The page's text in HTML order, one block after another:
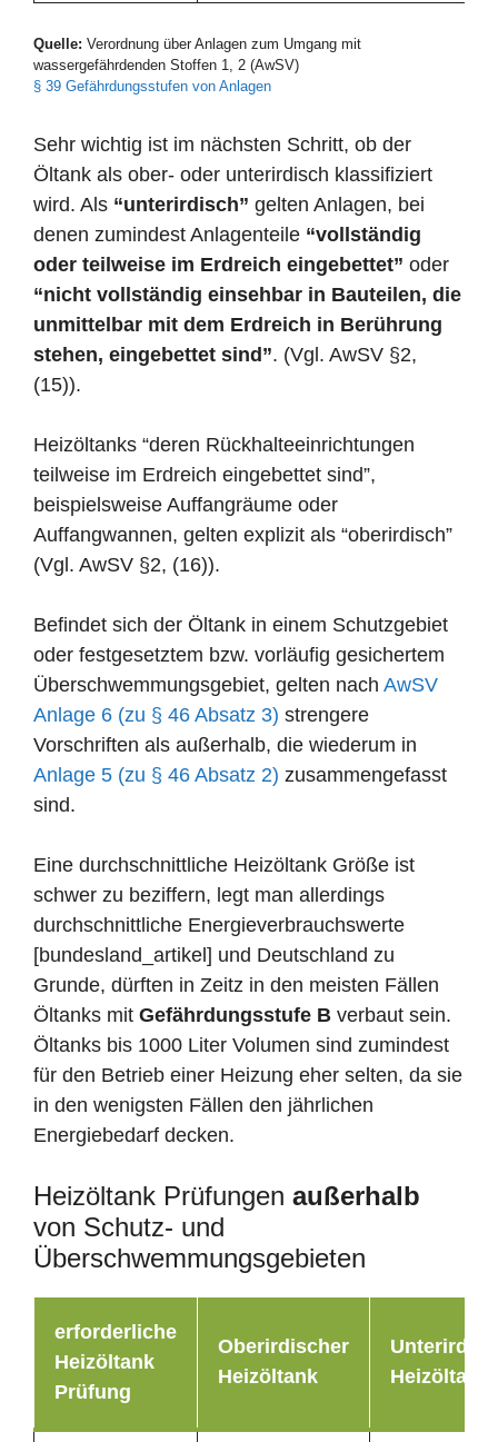
Quelle: Verordnung über Anlagen zum Umgang mit
wassergefährdenden Stoffen 1, 2 (AwSV)
§ 39 Gefährdungsstufen von Anlagen
Sehr wichtig ist im nächsten Schritt, ob der
Öltank als ober- oder unterirdisch klassifiziert
wird. Als “unterirdisch” gelten Anlagen, bei
denen zumindest Anlagenteile “vollständig
oder teilweise im Erdreich eingebettet” oder
“nicht vollständig einsehbar in Bauteilen, die
unmittelbar mit dem Erdreich in Berührung
stehen, eingebettet sind”. (Vgl. AwSV §2,
(15)).
Heizöltanks “deren Rückhalteeinrichtungen
teilweise im Erdreich eingebettet sind”,
beispielsweise Auffangräume oder
Auffangwannen, gelten explizit als “oberirdisch”
(Vgl. AwSV §2, (16)).
Befindet sich der Öltank in einem Schutzgebiet
oder festgesetztem bzw. vorläufig gesichertem
Überschwemmungsgebiet, gelten nach AwSV
Anlage 6 (zu § 46 Absatz 3) strengere
Vorschriften als außerhalb, die wiederum in
Anlage 5 (zu § 46 Absatz 2) zusammengefasst
sind.
Eine durchschnittliche Heizöltank Größe ist
schwer zu beziffern, legt man allerdings
durchschnittliche Energieverbrauchswerte
[bundesland_artikel] und Deutschland zu
Grunde, dürften in Zeitz in den meisten Fällen
Öltanks mit Gefährdungsstufe B verbaut sein.
Öltanks bis 1000 Liter Volumen sind zumindest
für den Betrieb einer Heizung eher selten, da sie
in den wenigsten Fällen den jährlichen
Energiebedarf decken.
Heizöltank Prüfungen außerhalb
von Schutz- und
Überschwemmungsgebieten
erforderliche
Heizöltank
Prüfung
Oberirdischer
Heizöltank
Heizöltank